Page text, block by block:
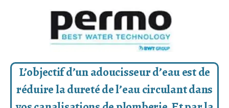
L’objectif d’un adoucisseur d’eau est de
réduire la dureté de l’eau circulant dans